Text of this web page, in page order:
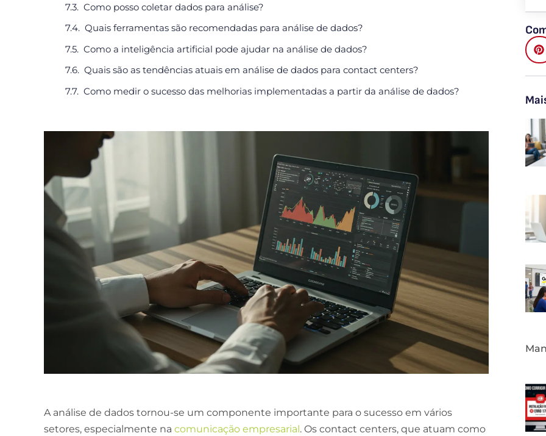
Como posso coletar dados para análise?
Quais ferramentas são recomendadas para análise de dados?
Como a inteligência artificial pode ajudar na análise de dados?
Quais são as tendências atuais em análise de dados para contact centers?
Como medir o sucesso das melhorias implementadas a partir da análise de dados?
A análise de dados tornou-se um componente importante para o sucesso em vários
setores, especialmente na comunicação empresarial. Os contact centers, que atuam como